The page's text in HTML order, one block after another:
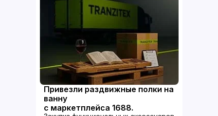
Привезли раздвижные полки на
ванну
с маркетплейса 1688.